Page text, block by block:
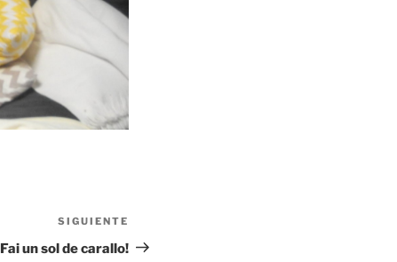
entrada
SIGUIENTE
Fai un sol de carallo!